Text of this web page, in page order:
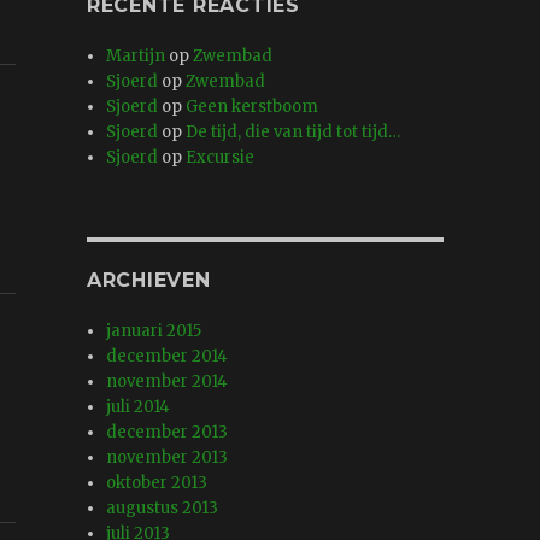
RECENTE REACTIES
Martijn opZwembad
Sjoerd opZwembad
Sjoerd op Geen kerstboom
Sjoerd op De tijd, die van tijd tot tijd…
Sjoerd op Excursie
ARCHIEVEN
januari 2015
december 2014
november 2014
juli 2014
december 2013
november 2013
oktober 2013
augustus 2013
juli 2013